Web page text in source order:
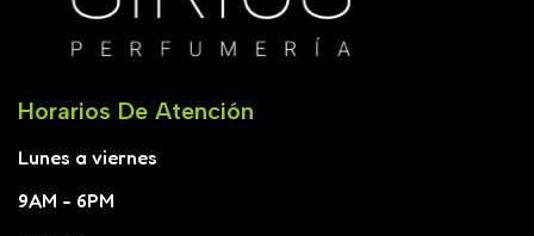
Horarios De Atención
Lunes a viernes
9AM - 6PM